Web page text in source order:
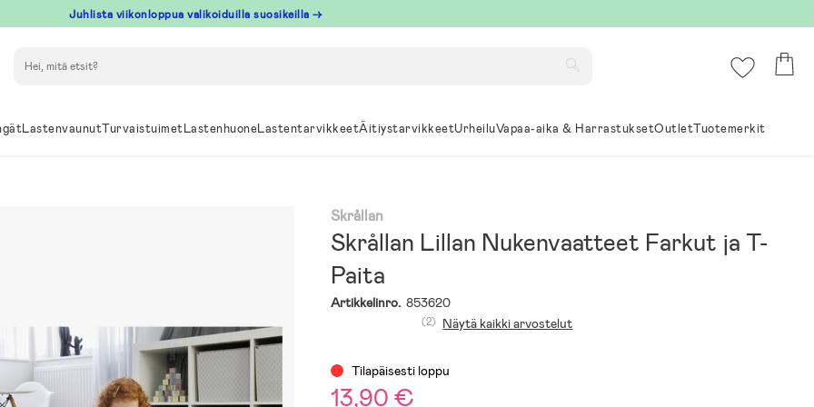
Juhlista viikonloppua valikoiduilla suosikeilla →
LastenvaunutTurvaistuimetLastenhuoneLastentarvikkeetÄitiystarvikkeetUrheiluVapaa-aika & HarrastuksetOutletTuotemerkit
Skrållan
Skrållan Lillan Nukenvaatteet Farkut ja T-
Paita
Artikkelinro. 853620
(2) Näytä kaikki arvostelut
Tilapäisesti loppu
13,90 €